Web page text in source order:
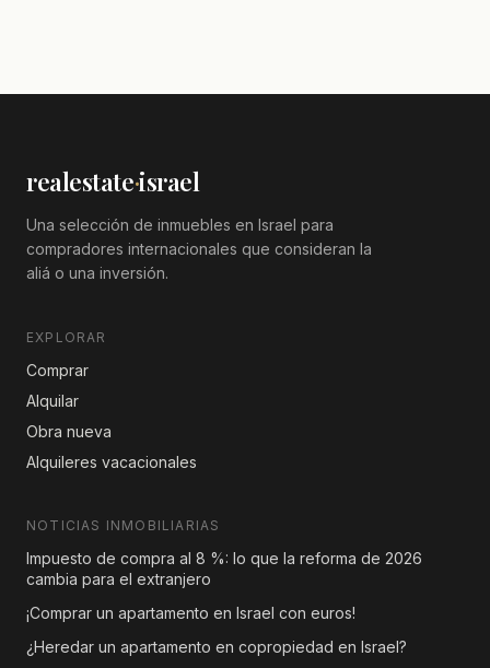
realestate·israel
Una selección de inmuebles en Israel para
compradores internacionales que consideran la
aliá o una inversión.
EXPLORAR
Comprar
Alquilar
Obra nueva
Alquileres vacacionales
NOTICIAS INMOBILIARIAS
Impuesto de compra al 8 %: lo que la reforma de 2026
cambia para el extranjero
¡Comprar un apartamento en Israel con euros!
¿Heredar un apartamento en copropiedad en Israel?